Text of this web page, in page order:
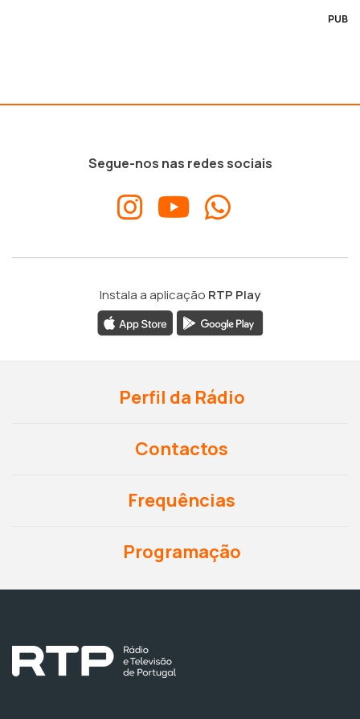
PUB
Segue-nos nas redes sociais
Instala a aplicação RTP Play
Perfil da Rádio
Contactos
Frequências
Programação